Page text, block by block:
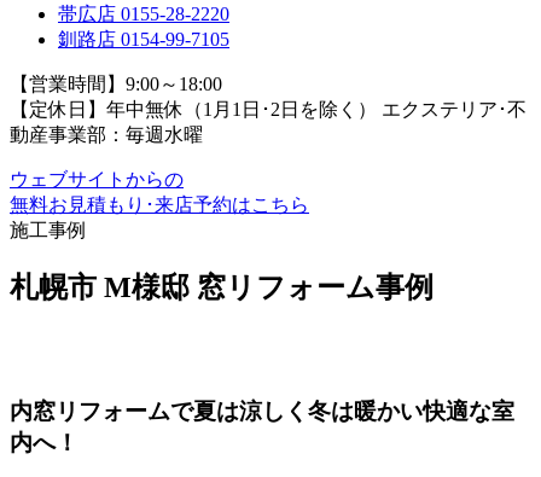
帯広店 0155-28-2220
釧路店 0154-99-7105
【営業時間】9:00～18:00
【定休日】年中無休（1月1日･2日を除く） エクステリア･不
動産事業部：毎週水曜
ウェブサイトからの
無料お見積もり･来店予約はこちら
施工事例
札幌市 M様邸 窓リフォーム事例
内窓リフォームで夏は涼しく冬は暖かい快適な室
内へ！